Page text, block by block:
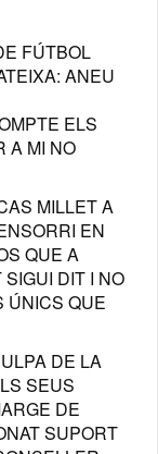
FÚTBOL
ANEU
ELS
A MI NO
MILLET A
EN
QUE A
DIT I NO
ÚNICS QUE
DE LA
SEUS
DE
SUPORT